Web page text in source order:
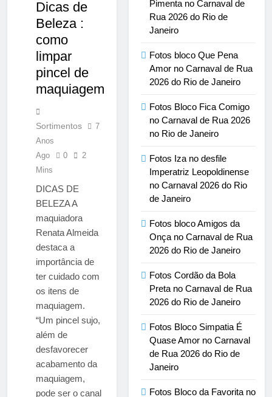
NOTÍCIAS
Dicas de
Beleza :
como
limpar
pincel de
maquiagem
Sortimentos
7
Anos
Ago
0
2
Mins
DICAS DE
BELEZA A
maquiadora
Renata Almeida
destaca a
importância de
ter cuidado com
os itens de
maquiagem.
“Um pincel sujo,
além de
desfavorecer
acabamento da
maquiagem,
pode ser o canal
Pimenta no Carnaval de
Rua 2026 do Rio de
Janeiro
Fotos bloco Que Pena
Amor no Carnaval de Rua
2026 do Rio de Janeiro
Fotos Bloco Fica Comigo
no Carnaval de Rua 2026
no Rio de Janeiro
Fotos Iza no desfile
Imperatriz Leopoldinense
no Carnaval 2026 do Rio
de Janeiro
Fotos bloco Amigos da
Onça no Carnaval de Rua
2026 do Rio de Janeiro
Fotos Cordão da Bola
Preta no Carnaval de Rua
2026 do Rio de Janeiro
Fotos Bloco Simpatia É
Quase Amor no Carnaval
de Rua 2026 do Rio de
Janeiro
Fotos Bloco da Favorita no